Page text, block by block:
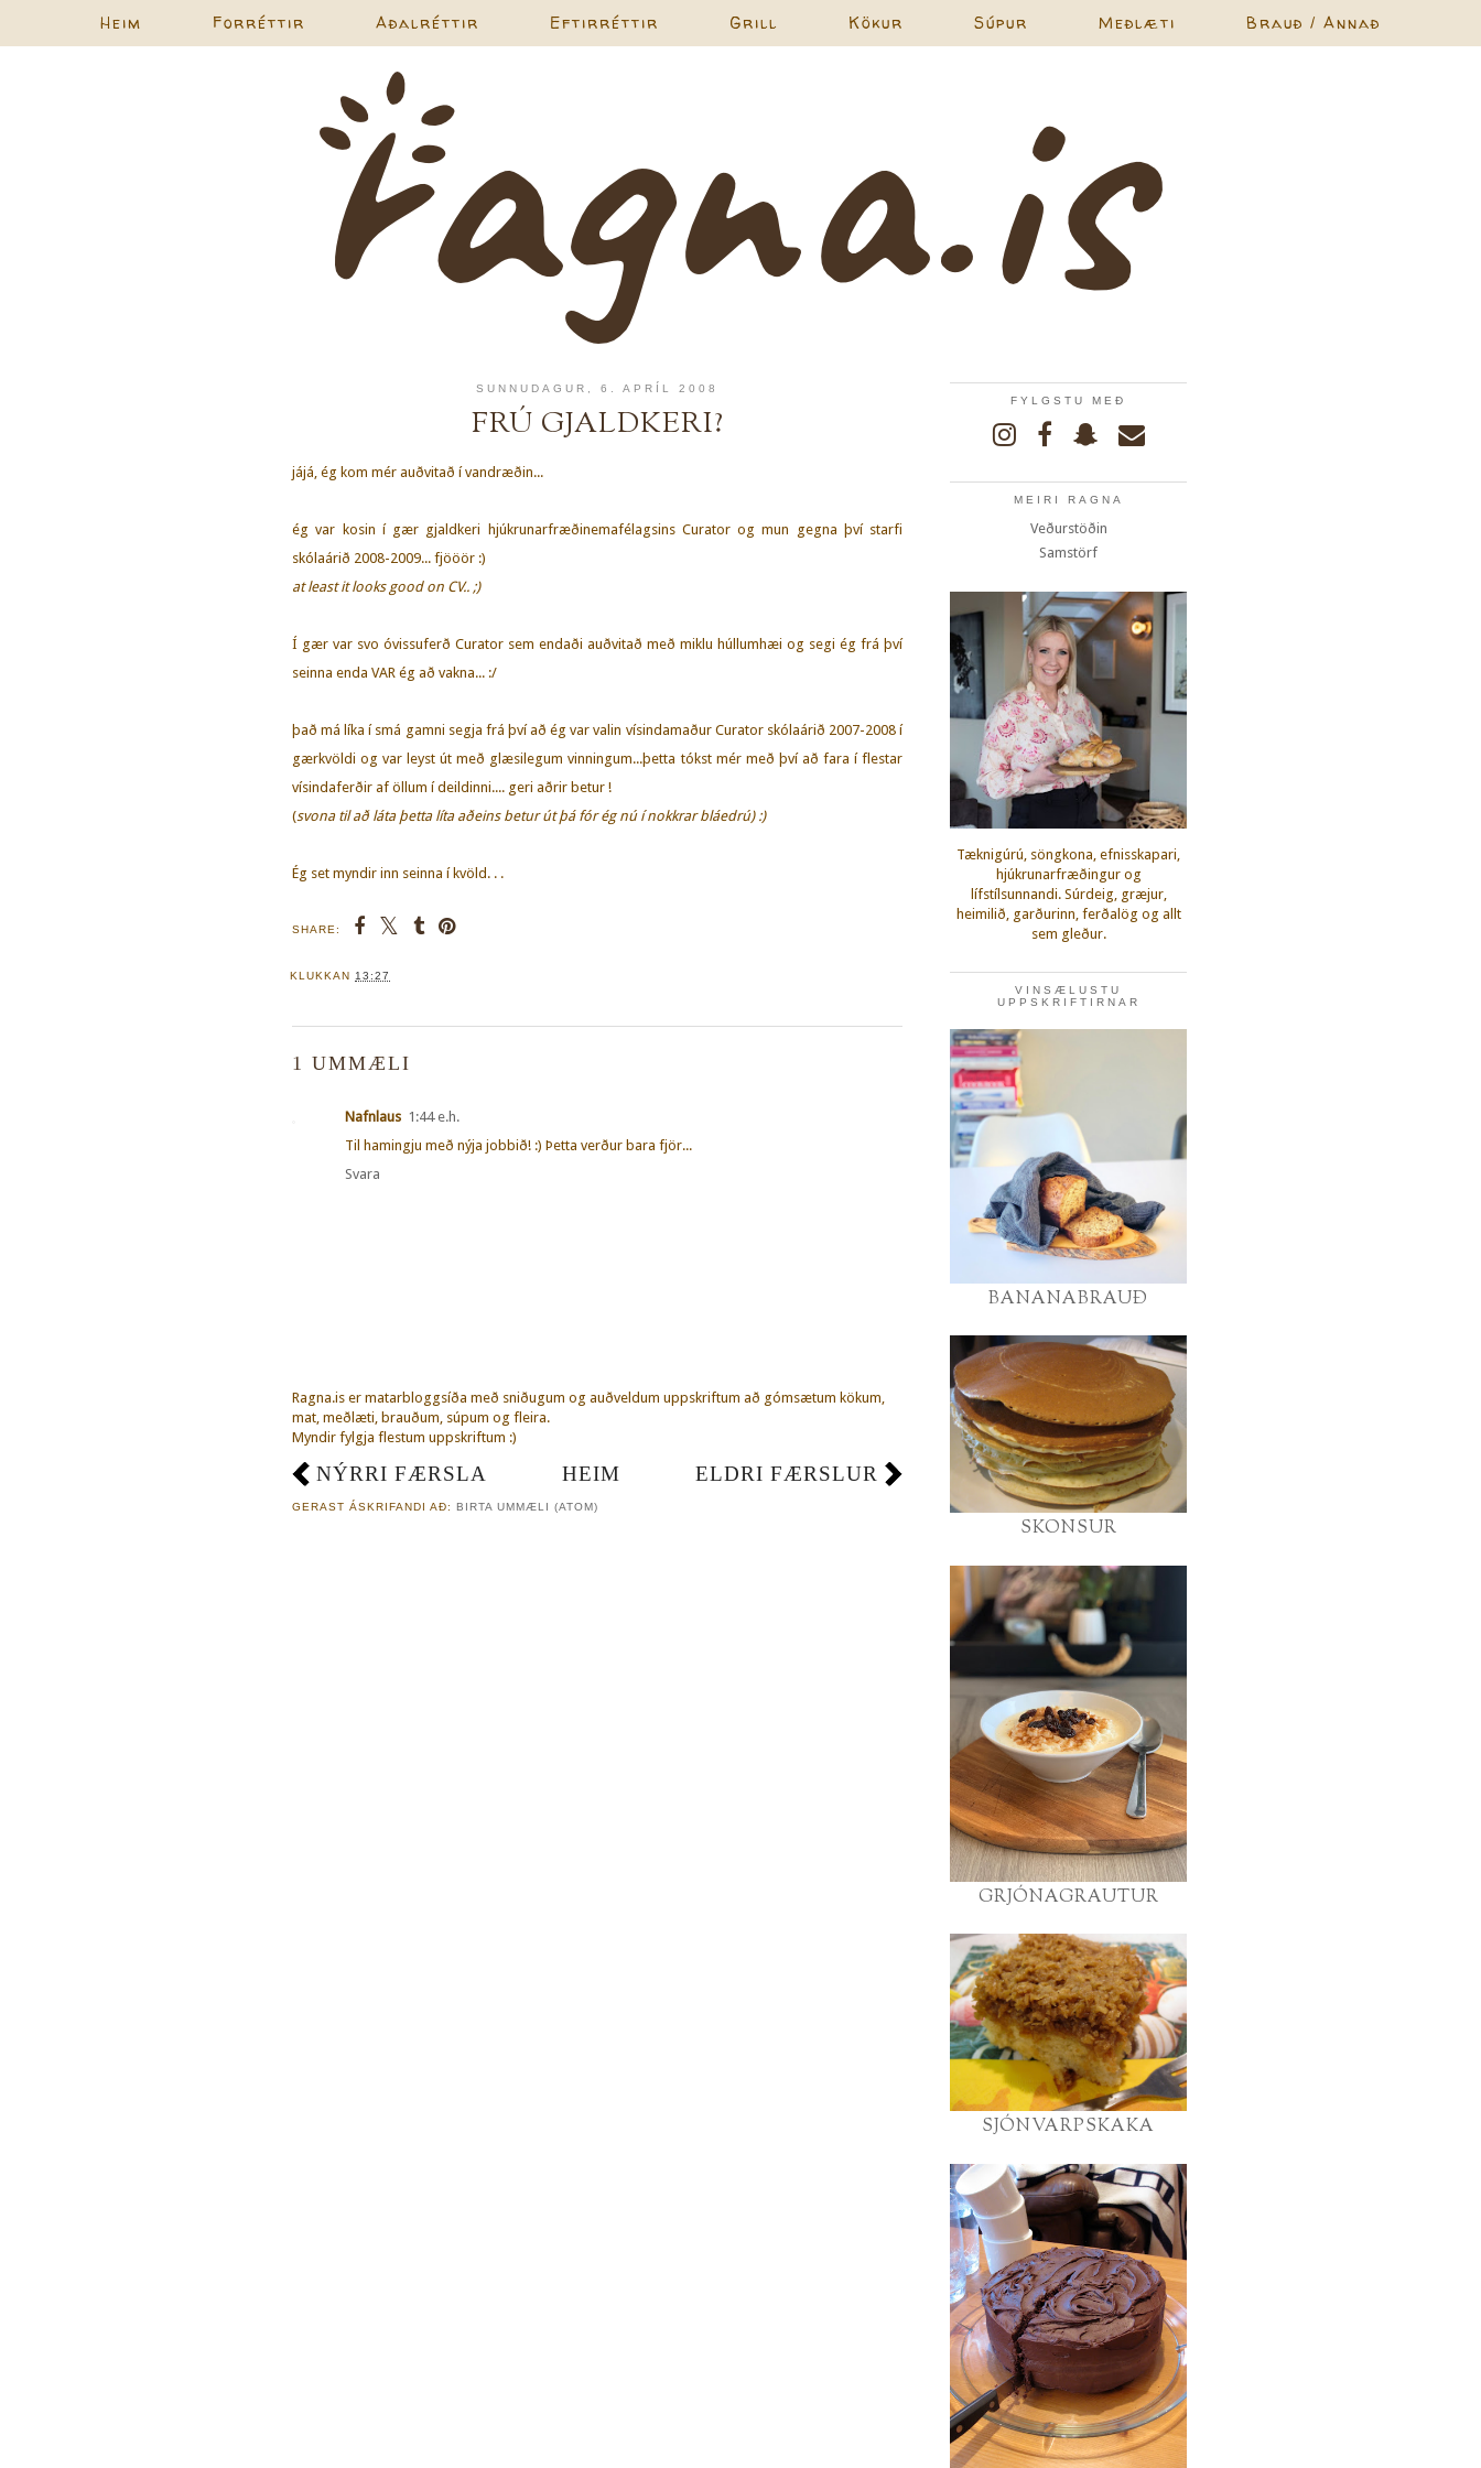
Heim Forréttir Aðalréttir Eftirréttir Grill Kökur Súpur Meðlæti Brauð / Annað
SUNNUDAGUR, 6. APRÍL 2008
FRÚ GJALDKERI?
jájá, ég kom mér auðvitað í vandræðin...
ég var kosin í gær gjaldkeri hjúkrunarfræðinemafélagsins Curator og mun gegna því starfi
skólaárið 2008-2009... fjööör :)
at least it looks good on CV.. ;)
Í gær var svo óvissuferð Curator sem endaði auðvitað með miklu húllumhæi og segi ég frá því
seinna enda VAR ég að vakna... :/
það má líka í smá gamni segja frá því að ég var valin vísindamaður Curator skólaárið 2007-2008 í
gærkvöldi og var leyst út með glæsilegum vinningum...þetta tókst mér með því að fara í flestar
vísindaferðir af öllum í deildinni.... geri aðrir betur !
(svona til að láta þetta líta aðeins betur út þá fór ég nú í nokkrar bláedrú) :)
Ég set myndir inn seinna í kvöld. . .
SHARE:
KLUKKAN 13:27
1 UMMÆLI
Nafnlaus 1:44 e.h.
Til hamingju með nýja jobbið! :) Þetta verður bara fjör...
Svara
Ragna.is er matarbloggsíða með sniðugum og auðveldum uppskriftum að gómsætum kökum,
mat, meðlæti, brauðum, súpum og fleira.
Myndir fylgja flestum uppskriftum :)
NÝRRI FÆRSLA ELDRI FÆRSLUR
HEIM
GERAST ÁSKRIFANDI AÐ: BIRTA UMMÆLI (ATOM)
FYLGSTU MEÐ
MEIRI RAGNA
Veðurstöðin
Samstörf
Tæknigúrú, söngkona, efnisskapari,
hjúkrunarfræðingur og
lífstílsunnandi. Súrdeig, græjur,
heimilið, garðurinn, ferðalög og allt
sem gleður.
VINSÆLUSTU
UPPSKRIFTIRNAR
BANANABRAUÐ
SKONSUR
GRJÓNAGRAUTUR
SJÓNVARPSKAKA